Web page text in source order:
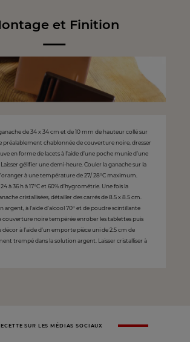
et Finition
de 34 x 34 cm et de 10 mm de hauteur collé sur
préalablement chablonnée de couverture noire, dresser
en forme de lacets à l’aide d’une poche munie d’une
gélifier une demi-heure. Couler la ganache sur la
à une température de 27/ 28°C maximum.
à 36 h à 17°C et 60% d’hygrométrie. Une fois la
cristallisées, détailler des carrés de 8.5 x 8.5 cm.
argent, à l’aide d’alcool 70° et de poudre scintillante
couverture noire tempérée enrober les tablettes puis
décor à l’aide d’un emporte pièce uni de 2.5 cm de
trempé dans la solution argent. Laisser cristalliser à
SUR LES MÉDIAS SOCIAUX